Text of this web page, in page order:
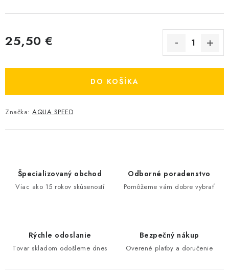
25,50 €
DO KOŠÍKA
Značka: AQUA SPEED
Špecializovaný obchod
Viac ako 15 rokov skúseností
Odborné poradenstvo
Pomôžeme vám dobre vybrať
Rýchle odoslanie
Tovar skladom odošleme dnes
Bezpečný nákup
Overené platby a doručenie